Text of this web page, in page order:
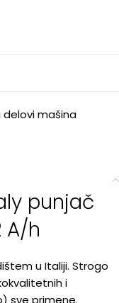
delovi mašina
punjač
A/h
u Italiji. Strogo
i